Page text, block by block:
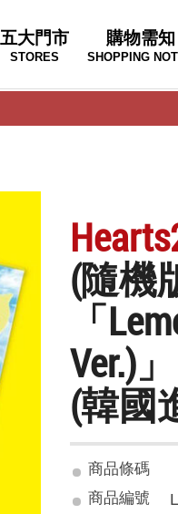
五大門市
STORES
購物需知
SHOPPING
(隨機
「
Ver.)」
(韓國
商品條碼
商品編號